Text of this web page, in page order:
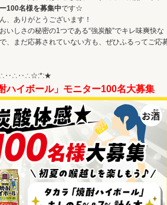
100名様を募集中です☆
、ありがとうございます！
いしさの秘密の1つである“強炭酸”でキレ味爽快な
、まだ応募されていない方も、ぜひふるってご応
イボール」モニター100名大募集